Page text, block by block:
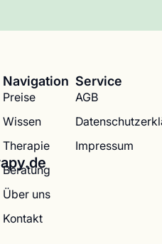
Navigation
Preise
Wissen
Therapie
Beratung
Über uns
Kontakt
Service
AGB
Impressum